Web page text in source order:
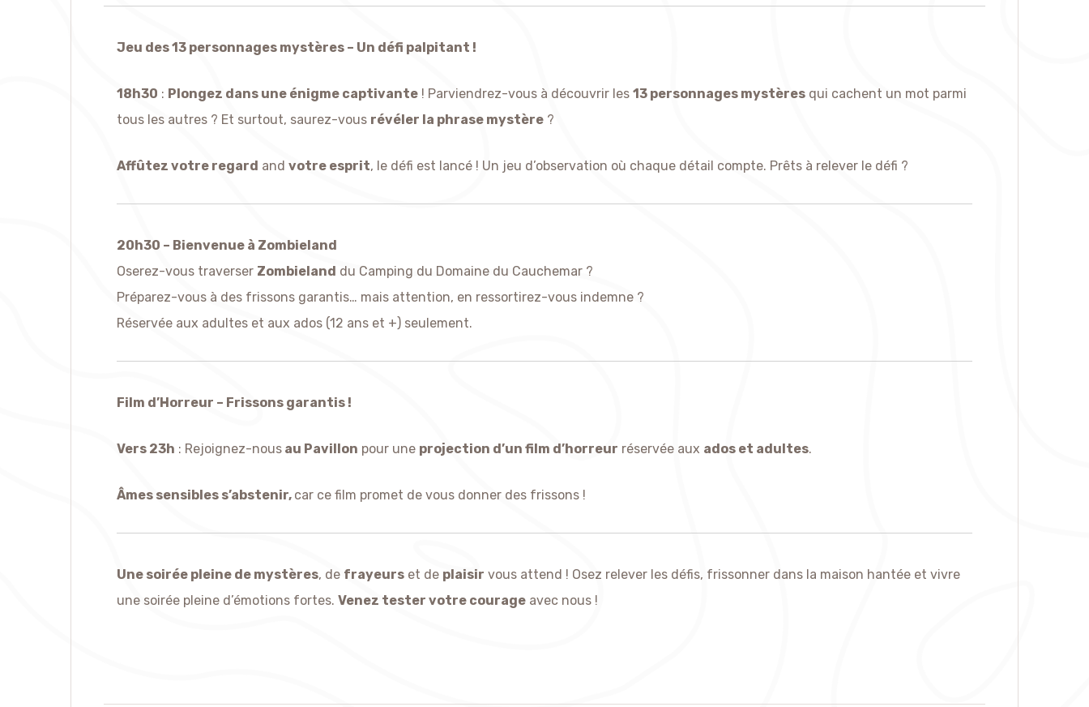
Jeu des 13 personnages mystères – Un défi palpitant !
18h30 : Plongez dans une énigme captivante ! Parviendrez-vous à découvrir les 13 personnages mystères qui cachent un mot parmi
tous les autres ? Et surtout, saurez-vous révéler la phrase mystère ? ️
Affûtez votre regard and votre esprit, le défi est lancé ! Un jeu d’observation où chaque détail compte. Prêts à relever le défi ?
20h30 – Bienvenue à Zombieland
Oserez-vous traverser Zombieland du Camping du Domaine du Cauchemar ?
Préparez-vous à des frissons garantis… mais attention, en ressortirez-vous indemne ?
Réservée aux adultes et aux ados (12 ans et +) seulement.
Film d’Horreur – Frissons garantis !
Vers 23h : Rejoignez-nous au Pavillon pour une projection d’un film d’horreur réservée aux ados et adultes.
Âmes sensibles s’abstenir, car ce film promet de vous donner des frissons !
Une soirée pleine de mystères, de frayeurs et de plaisir vous attend ! Osez relever les défis, frissonner dans la maison hantée et vivre
une soirée pleine d’émotions fortes. Venez tester votre courage avec nous !